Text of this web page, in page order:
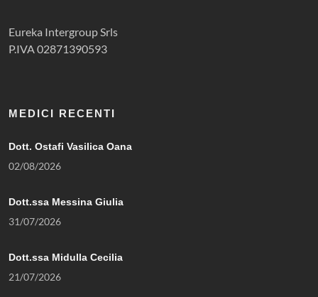
Eureka Intergroup Srls
P.IVA 02871390593
MEDICI RECENTI
Dott. Ostafi Vasilica Oana
02/08/2026
Dott.ssa Messina Giulia
31/07/2026
Dott.ssa Midulla Cecilia
21/07/2026